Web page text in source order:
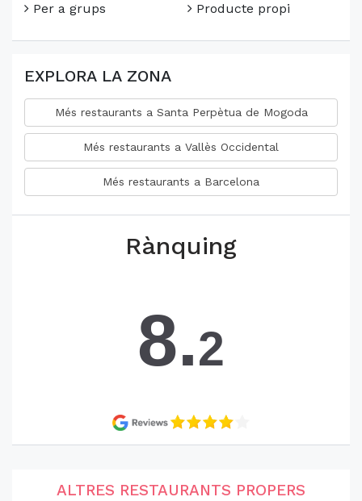
Per a grups
Producte propi
EXPLORA LA ZONA
Més restaurants a Santa Perpètua de Mogoda
Més restaurants a Vallès Occidental
Més restaurants a Barcelona
Rànquing
8.2
ALTRES RESTAURANTS PROPERS